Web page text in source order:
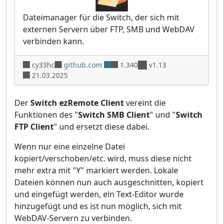
Dateimanager für die Switch, der sich mit
externen Servern über FTP, SMB und WebDAV
verbinden kann.
cy33hc github.com 1.340
v1.13
21.03.2025
DerSwitch ezRemote Clientvereint die
Funktionen des "Switch SMB Client" und "Switch
FTP Client" und ersetzt diese dabei.
Wenn nur eine einzelne Datei
kopiert/verschoben/etc. wird, muss diese nicht
mehr extra mit "Y" markiert werden. Lokale
Dateien können nun auch ausgeschnitten, kopiert
und eingefügt werden, ein Text-Editor wurde
hinzugefügt und es ist nun möglich, sich mit
WebDAV-Servern zu verbinden.